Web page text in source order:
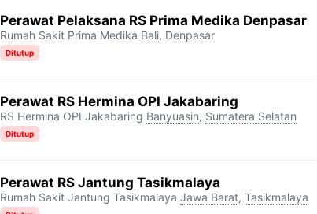
Perawat Pelaksana RS Prima Medika Denpasar
Rumah Sakit Prima Medika Bali, Denpasar
Ditutup
Perawat RS Hermina OPI Jakabaring
RS Hermina OPI Jakabaring Banyuasin, Sumatera Selatan
Ditutup
Perawat RS Jantung Tasikmalaya
Rumah Sakit Jantung Tasikmalaya Jawa Barat, Tasikmalaya